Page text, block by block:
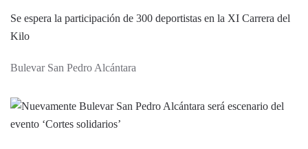
Se espera la participación de 300 deportistas en la XI Carrera del
Kilo
Bulevar San Pedro Alcántara